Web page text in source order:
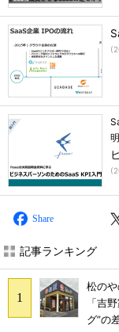
(
(
Share
記事ランキング
松の
「吉
グ”の